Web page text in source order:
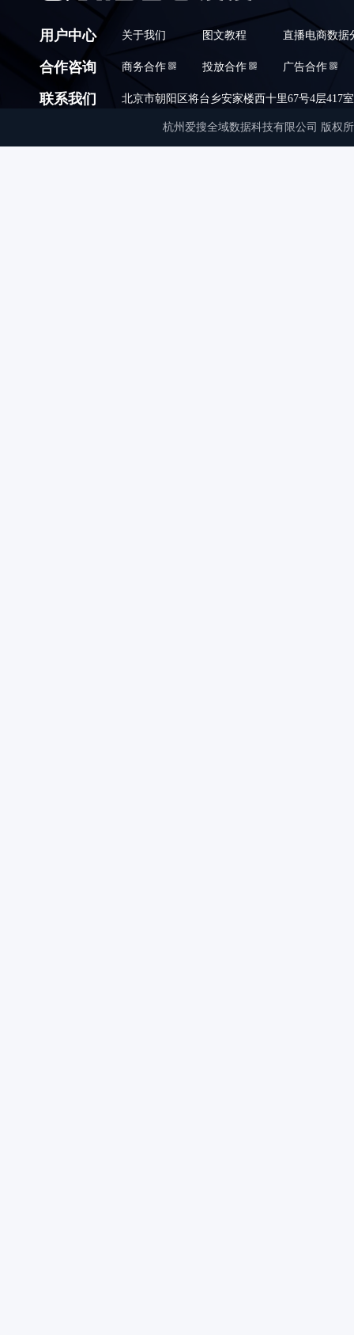
用户中心 关于我们 图文教程 直播电商数据
合作咨询 商务合作 投放合作 广告合作
联系我们 北京市朝阳区将台乡安家楼西十里67号4层417室
杭州爱搜全域数据科技有限公司 版权